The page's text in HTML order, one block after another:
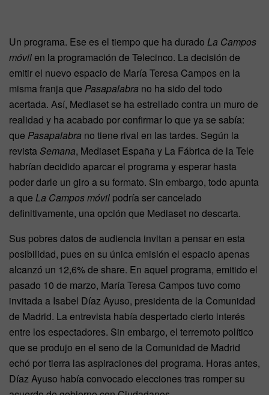
Un programa. Ese es el tiempo que ha durado La Campos
móvilen la programación de Telecinco. La decisión de
emitir el nuevo espacio de María Teresa Campos en la
misma franja que Pasapalabra no ha sido del todo
acertada. Así, Mediaset se ha estrellado contra un muro de
realidad y ha acabado por confirmar lo que ya se sabía:
que Pasapalabra no tiene rival en las tardes. Según la
revistaSemana, Mediaset España y La Fábrica de la Tele
habrían decidido aparcar el programa y esperar hasta
poder darle un giro a su formato. Sin embargo, todo apunta
a que La Campos móvil podría ser cancelado
definitivamente, una opción que Mediaset no descarta.
Sus pobres datos de audiencia invitan a pensar en esta
posibilidad, pues en su única emisión el espacio apenas
alcanzó un 12,6% de share. En aquel programa, emitido el
pasado 10 de marzo, María Teresa Campos tuvo como
invitada a Isabel Díaz Ayuso, presidenta de la Comunidad
de Madrid. La entrevista había despertado cierto interés
entre los espectadores. Sin embargo, el terremoto político
que se produjo en el seno de la Comunidad de Madrid
echó por tierra las aspiraciones del programa. Horas antes,
Díaz Ayuso había convocado elecciones tras romper su